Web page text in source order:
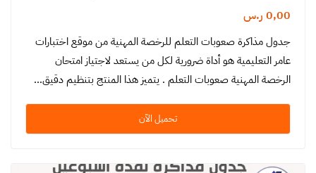
0,00 ر.س
جدول مذاكرة صعوبات التعلم للرخصة المهنية من موقع اختبارات
عامر التعليمية هو أداة ضرورية لكل من يستعد لاجتياز امتحان
الرخصة المهنية صعوبات التعلم . يتميز هذا المنتج بتنظيم دقيق…
تحميل الآن